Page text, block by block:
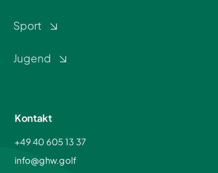
Sport
Jugend
Kontakt
+49 40 605 13 37
info@ghw.golf